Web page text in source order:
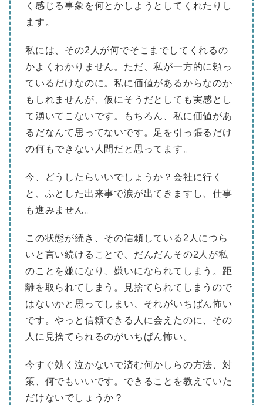
く感じる事象を何とかしようとしてくれたりし
ます。
私には、その2人が何でそこまでしてくれるの
かよくわかりません。ただ、私が一方的に頼っ
ているだけなのに。私に価値があるからなのか
もしれませんが、仮にそうだとしても実感とし
て湧いてこないです。もちろん、私に価値があ
るだなんて思ってないです。足を引っ張るだけ
の何もできない人間だと思ってます。
今、どうしたらいいでしょうか？会社に行く
と、ふとした出来事で涙が出てきますし、仕事
も進みません。
この状態が続き、その信頼している2人につら
いと言い続けることで、だんだんその2人が私
のことを嫌になり、嫌いになられてしまう。距
離を取られてしまう。見捨てられてしまうので
はないかと思ってしまい、それがいちばん怖い
です。やっと信頼できる人に会えたのに、その
人に見捨てられるのがいちばん怖い。
今すぐ効く泣かないで済む何かしらの方法、対
策、何でもいいです。できることを教えていた
だけないでしょうか？